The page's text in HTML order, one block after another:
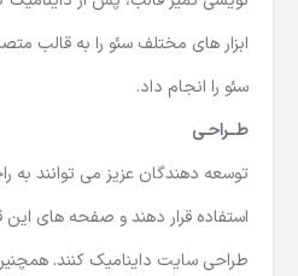
ابزار های مختلف سئو را به قالب
سئو را انجام داد.
طــراحـی
توسعه دهندگان عزیز می توانند به
استفاده قرار دهند و صفحه های
طراحی سایت داینامیک کنند.